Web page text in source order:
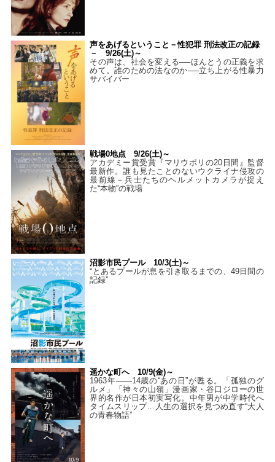
声をあげるということ－性犯罪 刑法改正の記録
－ 9/26(土)～
その声は、社会を変える──ほんとうの正義を求
めて。誰のための法なのか──立ち上がる性暴力
サバイバー
戦場0地点 9/26(土)～
アカデミー賞受賞『マリウポリの20日間』監督
最新作。誰も見たことのないウクライナ侵攻の
最前線－兵士たちのヘルメットカメラが捉え
た“本物”の戦場
沼影市民プール 10/3(土)～
“とあるプールが息を引き取るまでの、49日間の
記録”
遥かな町へ 10/9(金)～
1963年――14歳の“あの日”が甦る。「孤独のグ
ルメ」「神々の山嶺」漫画家・谷口ジローの世
界的名作が日本初実写化。中年男が中学時代へ
タイムスリップ…人生の選択を見つめ直す“大人
の青春物語”